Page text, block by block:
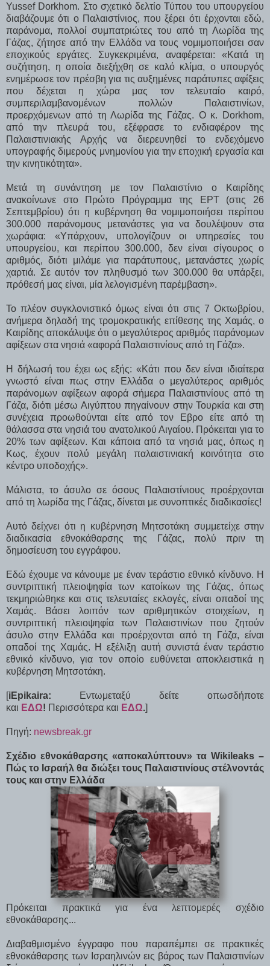
Yussef Dorkhom. Στο σχετικό δελτίο Τύπου του υπουργείου
διαβάζουμε ότι ο Παλαιστίνιος, που ξέρει ότι έρχονται εδώ,
παράνομα, πολλοί συμπατριώτες του από τη Λωρίδα της
Γάζας, ζήτησε από την Ελλάδα να τους νομιμοποιήσει σαν
εποχικούς εργάτες. Συγκεκριμένα, αναφέρεται: «Κατά τη
συζήτηση, η οποία διεξήχθη σε καλό κλίμα, ο υπουργός
ενημέρωσε τον πρέσβη για τις αυξημένες παράτυπες αφίξεις
που δέχεται η χώρα μας τον τελευταίο καιρό,
συμπεριλαμβανομένων πολλών Παλαιστινίων,
προερχόμενων από τη Λωρίδα της Γάζας. Ο κ. Dorkhom,
από την πλευρά του, εξέφρασε το ενδιαφέρον της
Παλαιστινιακής Αρχής να διερευνηθεί το ενδεχόμενο
υπογραφής διμερούς μνημονίου για την εποχική εργασία και
την κινητικότητα».
Μετά τη συνάντηση με τον Παλαιστίνιο ο Καιρίδης
ανακοίνωνε στο Πρώτο Πρόγραμμα της ΕΡΤ (στις 26
Σεπτεμβρίου) ότι η κυβέρνηση θα νομιμοποιήσει περίπου
300.000 παράνομους μετανάστες για να δουλέψουν στα
χωράφια: «Υπάρχουν, υπολογίζουν οι υπηρεσίες του
υπουργείου, και περίπου 300.000, δεν είναι σίγουρος ο
αριθμός, διότι μιλάμε για παράτυπους, μετανάστες χωρίς
χαρτιά. Σε αυτόν τον πληθυσμό των 300.000 θα υπάρξει,
πρόθεσή μας είναι, μία λελογισμένη παρέμβαση».
Το πλέον συγκλονιστικό όμως είναι ότι στις 7 Οκτωβρίου,
ανήμερα δηλαδή της τρομοκρατικής επίθεσης της Χαμάς, ο
Καιρίδης αποκάλυψε ότι ο μεγαλύτερος αριθμός παράνομων
αφίξεων στα νησιά «αφορά Παλαιστινίους από τη Γάζα».
Η δήλωσή του έχει ως εξής: «Κάτι που δεν είναι ιδιαίτερα
γνωστό είναι πως στην Ελλάδα ο μεγαλύτερος αριθμός
παράνομων αφίξεων αφορά σήμερα Παλαιστινίους από τη
Γάζα, διότι μέσω Αιγύπτου πηγαίνουν στην Τουρκία και στη
συνέχεια προωθούνται είτε από τον Εβρο είτε από τη
θάλασσα στα νησιά του ανατολικού Αιγαίου. Πρόκειται για το
20% των αφίξεων. Και κάποια από τα νησιά μας, όπως η
Κως, έχουν πολύ μεγάλη παλαιστινιακή κοινότητα στο
κέντρο υποδοχής».
Μάλιστα, το άσυλο σε όσους Παλαιστίνιους προέρχονται
από τη λωρίδα της Γάζας, δίνεται με συνοπτικές διαδικασίες!
Αυτό δείχνει ότι η κυβέρνηση Μητσοτάκη συμμετείχε στην
διαδικασία εθνοκάθαρσης της Γάζας, πολύ πριν τη
δημοσίευση του εγγράφου.
Εδώ έχουμε να κάνουμε με έναν τεράστιο εθνικό κίνδυνο. Η
συντριπτική πλειοψηφία των κατοίκων της Γάζας, όπως
τεκμηριώθηκε και στις τελευταίες εκλογές, είναι οπαδοί της
Χαμάς. Βάσει λοιπόν των αριθμητικών στοιχείων, η
συντριπτική πλειοψηφία των Παλαιστινίων που ζητούν
άσυλο στην Ελλάδα και προέρχονται από τη Γάζα, είναι
οπαδοί της Χαμάς. Η εξέλιξη αυτή συνιστά έναν τεράστιο
εθνικό κίνδυνο, για τον οποίο ευθύνεται αποκλειστικά η
κυβέρνηση Μητσοτάκη.
[iEpikaira: Εντωμεταξύ δείτε οπωσδήποτε
και ΕΔΩ! Περισσότερα και ΕΔΩ.]
Πηγή: newsbreak.gr
Σχέδιο εθνοκάθαρσης «αποκαλύπτουν» τα Wikileaks –
Πώς το Ισραήλ θα διώξει τους Παλαιστινίους στέλνοντάς
τους και στην Ελλάδα
Πρόκειται πρακτικά για ένα λεπτομερές σχέδιο
εθνοκάθαρσης...
Διαβαθμισμένο έγγραφο που παραπέμπει σε πρακτικές
εθνοκάθαρσης των Ισραηλινών εις βάρος των Παλαιστινίων